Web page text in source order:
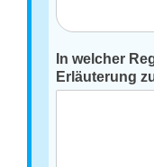
In welcher
Erläuterung